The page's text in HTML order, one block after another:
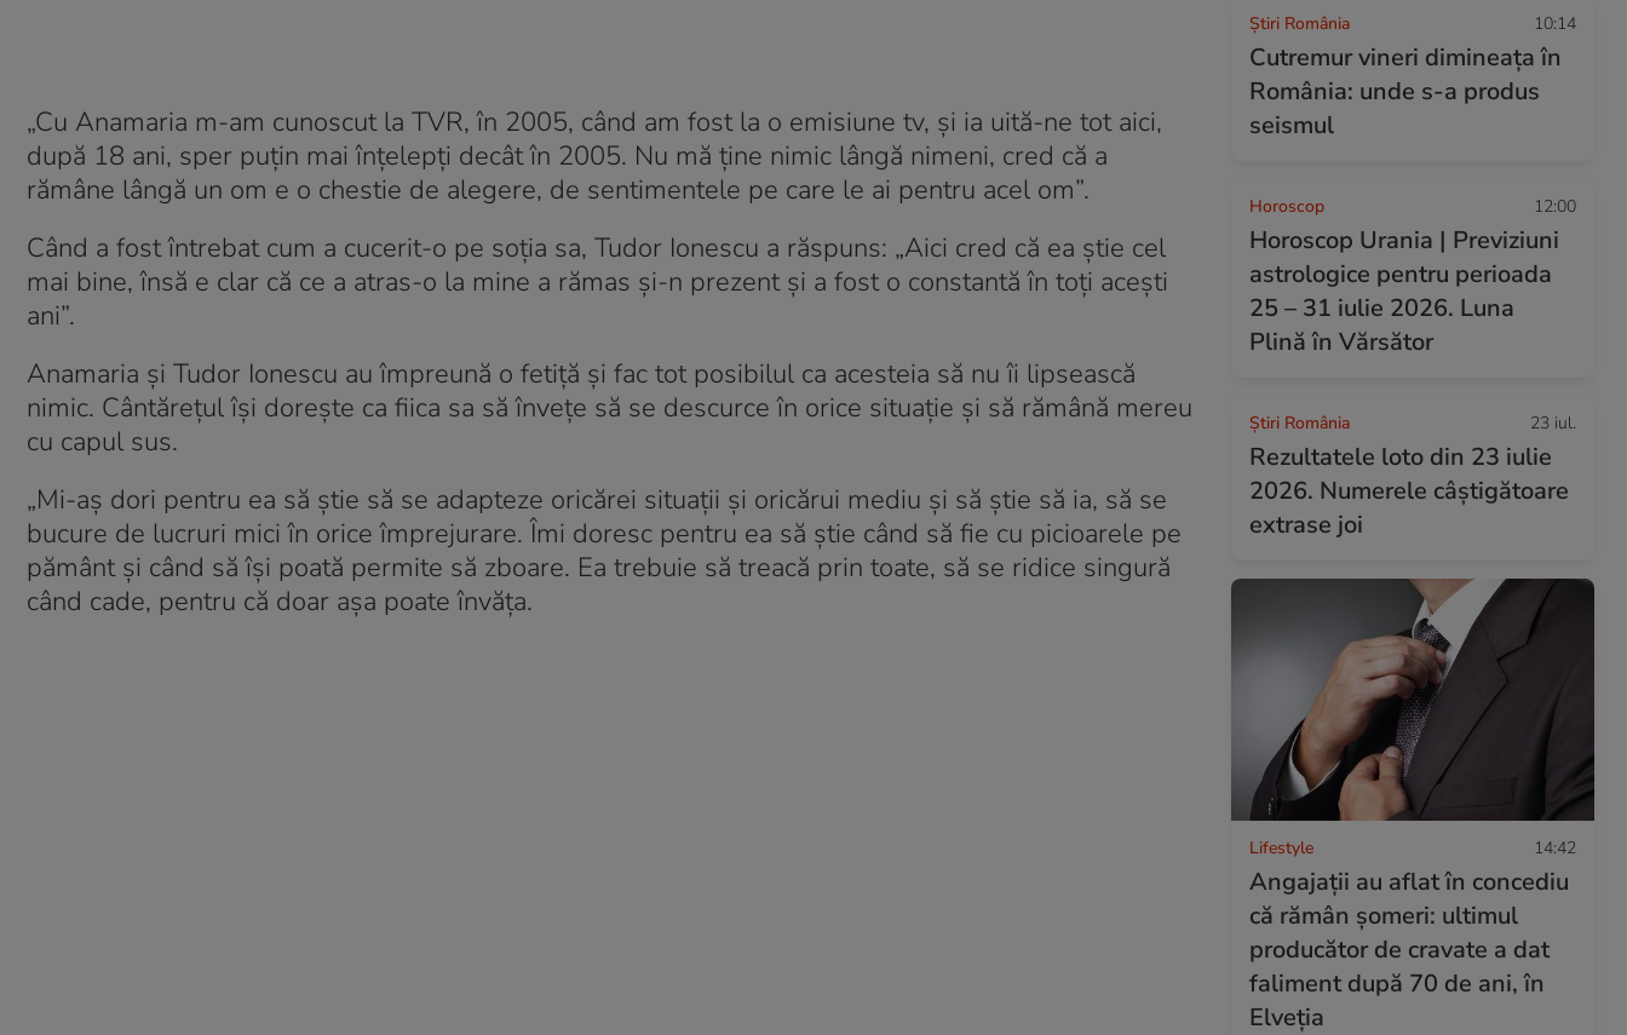
„Cu Anamaria m-am cunoscut la TVR, în 2005, când am fost la o emisiune tv, și ia uită-ne tot aici,
după 18 ani, sper puțin mai înțelepți decât în 2005. Nu mă ține nimic lângă nimeni, cred că a
rămâne lângă un om e o chestie de alegere, de sentimentele pe care le ai pentru acel om”.
Când a fost întrebat cum a cucerit-o pe soția sa, Tudor Ionescu a răspuns: „Aici cred că ea știe cel
mai bine, însă e clar că ce a atras-o la mine a rămas și-n prezent și a fost o constantă în toți acești
ani”.
Anamaria și Tudor Ionescu au împreună o fetiță și fac tot posibilul ca acesteia să nu îi lipsească
nimic. Cântărețul își dorește ca fiica sa să învețe să se descurce în orice situație și să rămână mereu
cu capul sus.
„Mi-aș dori pentru ea să știe să se adapteze oricărei situații și oricărui mediu și să știe să ia, să se
bucure de lucruri mici în orice împrejurare. Îmi doresc pentru ea să știe când să fie cu picioarele pe
pământ și când să își poată permite să zboare. Ea trebuie să treacă prin toate, să se ridice singură
când cade, pentru că doar așa poate învăța.
Știri România 10:14
Cutremur vineri dimineața în
România: unde s-a produs
seismul
Horoscop 12:00
Horoscop Urania | Previziuni
astrologice pentru perioada
25 – 31 iulie 2026. Luna
Plină în Vărsător
Știri România 23 iul.
Rezultatele loto din 23 iulie
2026. Numerele câștigătoare
extrase joi
Lifestyle 14:42
Angajații au aflat în concediu
că rămân șomeri: ultimul
producător de cravate a dat
faliment după 70 de ani, în
Elveția